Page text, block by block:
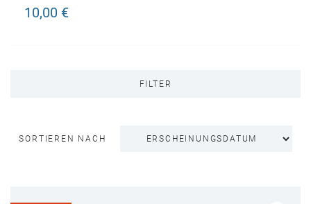
10,00 €
FILTER
SORTIEREN NACH